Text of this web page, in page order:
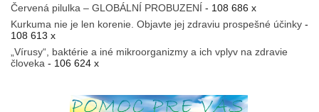
Červená pilulka – GLOBÁLNÍ PROBUZENÍ - 108 686 x
Kurkuma nie je len korenie. Objavte jej zdraviu prospešné účinky -
108 613 x
„Vírusy“, baktérie a iné mikroorganizmy a ich vplyv na zdravie
človeka - 106 624 x